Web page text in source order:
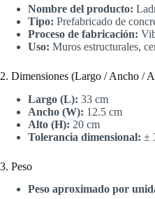
Nombre del producto:
Tipo: Prefabricado de
Proceso de fabricación:
Uso: Muros estructurales,
2. Dimensiones (Largo / Ancho /
Largo (L): 33 cm
Ancho (W): 12.5 cm
Alto (H): 20 cm
Tolerancia dimensional: ±
3. Peso
Peso aproximado por